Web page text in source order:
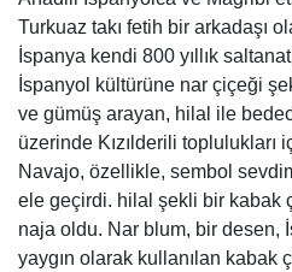
Turkuaz takı fetih bir arkadaşı
İspanya kendi 800 yıllık
İspanyol kültürüne nar çiçeği
ve gümüş arayan, hilal ile
üzerinde Kızılderili toplulukları
Navajo, özellikle, sembol
ele geçirdi. hilal şekli bir kabak
naja oldu. Nar blum, bir desen,
yaygın olarak kullanılan kabak